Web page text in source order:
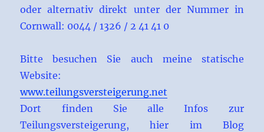
oder alternativ direkt unter der Nummer in
Cornwall: 0044 / 1326 / 2 41 41 0
Bitte besuchen Sie auch meine statische
Website:
www.teilungsversteigerung.net
Dort finden Sie alle Infos zur
Teilungsversteigerung, hier im Blog